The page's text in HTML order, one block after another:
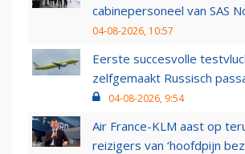
cabinepersoneel van SAS
04-08-2026, 10:57
Eerste succesvolle
zelfgemaakt Russisch
04-08-2026, 9:54
Air France-KLM aast op
reizigers van ‘hoofdpijn